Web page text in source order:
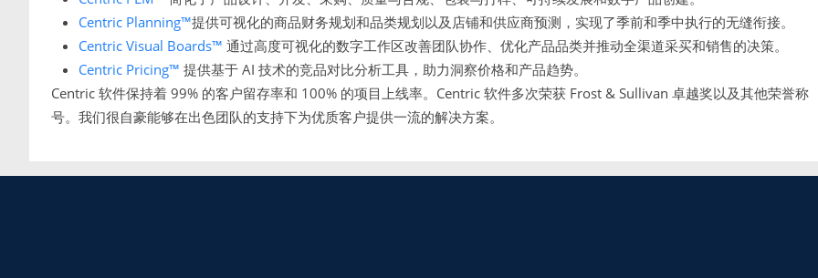
Centric Planning™提供可视化的商品财务规划和品类规划以及店铺和供应商预测，实现了季前和季中执行的无缝衔接。
Centric Visual Boards™ 通过高度可视化的数字工作区改善团队协作、优化产品品类并推动全渠道采买和销售的决策。
Centric Pricing™ 提供基于 AI 技术的竞品对比分析工具，助力洞察价格和产品趋势。
Centric 软件保持着 99% 的客户留存率和 100% 的项目上线率。Centric 软件多次荣获 Frost & Sullivan 卓越奖以及其他荣誉称
号。我们很自豪能够在出色团队的支持下为优质客户提供一流的解决方案。